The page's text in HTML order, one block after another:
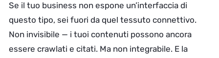
Se il tuo business non espone un’interfaccia di
questo tipo, sei fuori da quel tessuto connettivo.
Non invisibile — i tuoi contenuti possono ancora
essere crawlati e citati. Ma non integrabile. E la